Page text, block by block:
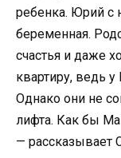
ребенка. Юрий с
беременная.
счастья и даже
квартиру, ведь
Однако они не
лифта. Как бы
— рассказывает